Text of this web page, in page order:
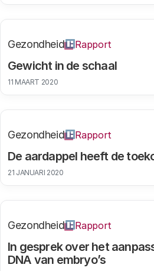
Gewicht in de schaal
Gezondheid Rapport
11 MAART 2020
De aardappel heeft de
Gezondheid Rapport
21 JANUARI 2020
In gesprek over het
DNA van embryo’s
Gezondheid Rapport